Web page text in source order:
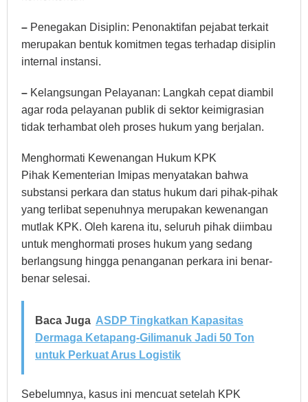
– Penegakan Disiplin: Penonaktifan pejabat terkait
merupakan bentuk komitmen tegas terhadap disiplin
internal instansi.
– Kelangsungan Pelayanan: Langkah cepat diambil
agar roda pelayanan publik di sektor keimigrasian
tidak terhambat oleh proses hukum yang berjalan.
Menghormati Kewenangan Hukum KPK
Pihak Kementerian Imipas menyatakan bahwa
substansi perkara dan status hukum dari pihak-pihak
yang terlibat sepenuhnya merupakan kewenangan
mutlak KPK. Oleh karena itu, seluruh pihak diimbau
untuk menghormati proses hukum yang sedang
berlangsung hingga penanganan perkara ini benar-
benar selesai.
Baca Juga ASDP Tingkatkan Kapasitas
Dermaga Ketapang-Gilimanuk Jadi 50 Ton
untuk Perkuat Arus Logistik
Sebelumnya, kasus ini mencuat setelah KPK